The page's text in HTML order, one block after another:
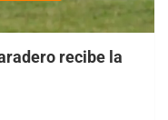
recibe la